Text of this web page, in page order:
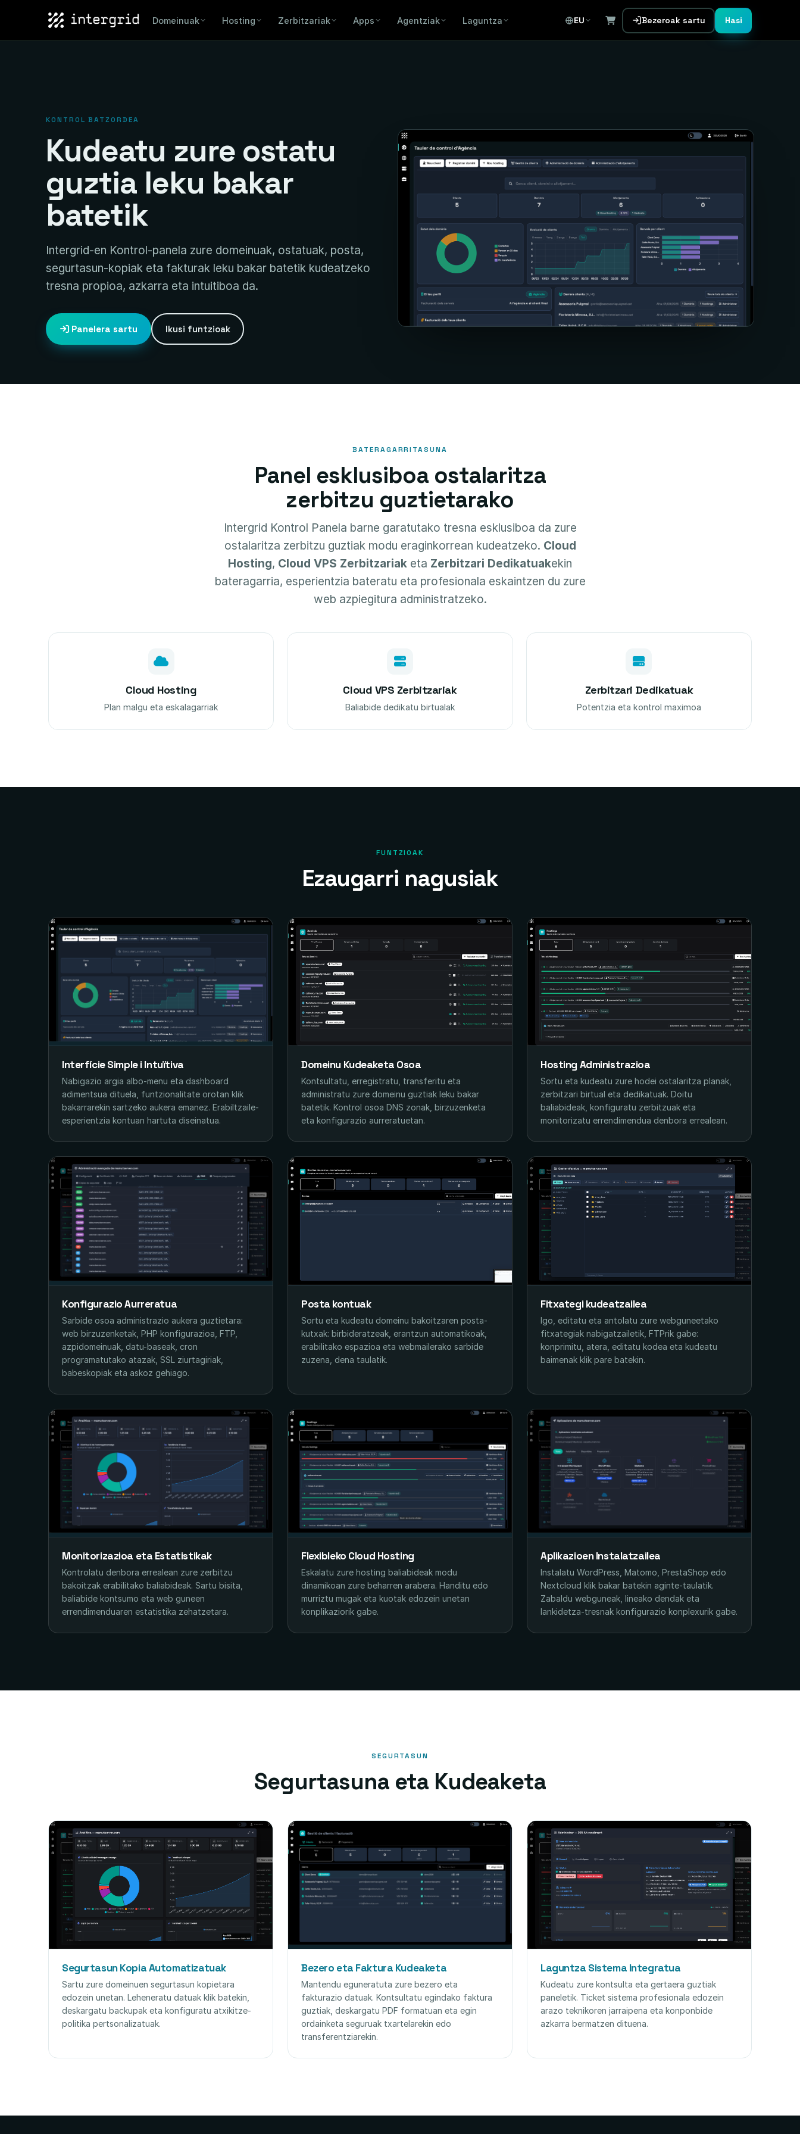
Domeinuak Hosting Zerbitzariak Apps Agentziak Laguntza EU Bezeroak sartu Hasi
KONTROL BATZORDEA
Kudeatu zure ostatu
guztia leku bakar
batetik
Intergrid-en Kontrol-panela zure domeinuak, ostatuak, posta,
segurtasun-kopiak eta fakturak leku bakar batetik kudeatzeko
tresna propioa, azkarra eta intuitiboa da.
Panelera sartu Ikusi funtzioak
BATERAGARRITASUNA
Panel esklusiboa ostalaritza
zerbitzu guztietarako
Intergrid Kontrol Panela barne garatutako tresna esklusiboa da zure
ostalaritza zerbitzu guztiak modu eraginkorrean kudeatzeko. Cloud
Hosting, Cloud VPS Zerbitzariak eta Zerbitzari Dedikatuakekin
bateragarria, esperientzia bateratu eta profesionala eskaintzen du zure
web azpiegitura administratzeko.
Cloud Hosting
Plan malgu eta eskalagarriak
Cloud VPS Zerbitzariak
Baliabide dedikatu birtualak
Zerbitzari Dedikatuak
Potentzia eta kontrol maximoa
FUNTZIOAK
Ezaugarri nagusiak
Interfície Simple i Intuïtiva
Nabigazio argia albo-menu eta dashboard
adimentsua dituela, funtzionalitate orotan klik
bakarrarekin sartzeko aukera emanez. Erabiltzaile-
esperientzia kontuan hartuta diseinatua.
Domeinu Kudeaketa Osoa
Kontsultatu, erregistratu, transferitu eta
administratu zure domeinu guztiak leku bakar
batetik. Kontrol osoa DNS zonak, birzuzenketa
eta konfigurazio aurreratuetan.
Hosting Administrazioa
Sortu eta kudeatu zure hodei ostalaritza planak,
zerbitzari birtual eta dedikatuak. Doitu
baliabideak, konfiguratu zerbitzuak eta
monitorizatu errendimendua denbora errealean.
Konfigurazio Aurreratua
Sarbide osoa administrazio aukera guztietara:
web birzuzenketak, PHP konfigurazioa, FTP,
azpidomeinuak, datu-baseak, cron
programatutako atazak, SSL ziurtagiriak,
babeskopiak eta askoz gehiago.
Posta kontuak
Sortu eta kudeatu domeinu bakoitzaren posta-
kutxak: birbideratzeak, erantzun automatikoak,
erabilitako espazioa eta webmailerako sarbide
zuzena, dena taulatik.
Fitxategi kudeatzailea
Igo, editatu eta antolatu zure webguneetako
fitxategiak nabigatzailetik, FTPrik gabe:
konprimitu, atera, editatu kodea eta kudeatu
baimenak klik pare batekin.
Monitorizazioa eta Estatistikak
Kontrolatu denbora errealean zure zerbitzu
bakoitzak erabilitako baliabideak. Sartu bisita,
baliabide kontsumo eta web guneen
errendimenduaren estatistika zehatzetara.
Flexibleko Cloud Hosting
Eskalatu zure hosting baliabideak modu
dinamikoan zure beharren arabera. Handitu edo
murriztu mugak eta kuotak edozein unetan
konplikaziorik gabe.
Aplikazioen Instalatzailea
Instalatu WordPress, Matomo, PrestaShop edo
Nextcloud klik bakar batekin aginte-taulatik.
Zabaldu webguneak, lineako dendak eta
lankidetza-tresnak konfigurazio konplexurik gabe.
SEGURTASUN
Segurtasuna eta Kudeaketa
Segurtasun Kopia Automatizatuak
Sartu zure domeinuen segurtasun kopietara
edozein unetan. Leheneratu datuak klik batekin,
deskargatu backupak eta konfiguratu atxikitze-
politika pertsonalizatuak.
Bezero eta Faktura Kudeaketa
Mantendu eguneratuta zure bezero eta
fakturazio datuak. Kontsultatu egindako faktura
guztiak, deskargatu PDF formatuan eta egin
ordainketa seguruak txartelarekin edo
transferentziarekin.
Laguntza Sistema Integratua
Kudeatu zure kontsulta eta gertaera guztiak
paneletik. Ticket sistema profesionala edozein
arazo teknikoren jarraipena eta konponbide
azkarra bermatzen dituena.